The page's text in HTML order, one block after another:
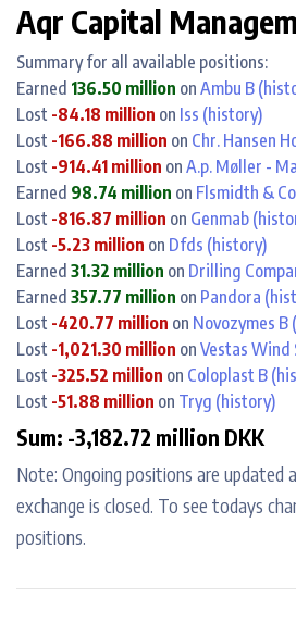
Aqr Capital
Summary for all available positions:
Earned 136.50 million on Ambu B
Lost -84.18 million on Iss (history)
Lost -166.88 million on Chr. Hansen
Lost -914.41 million on A.p. Møller -
Earned 98.74 million on Flsmidth &
Lost -816.87 million on Genmab
Lost -5.23 million on Dfds (history)
Earned 31.32 million on Drilling
Earned 357.77 million on Pandora
Lost -420.77 million on Novozymes B
Lost -1,021.30 million on Vestas Wind
Lost -325.52 million on Coloplast B
Lost -51.88 million on Tryg (history)
Sum: -3,182.72 million DKK
Note: Ongoing positions are
exchange is closed. To see todays
positions.